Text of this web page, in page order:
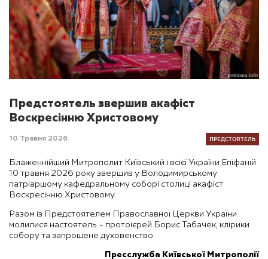
Предстоятель звершив акафіст
Воскресінню Христовому
10 Травня 2026 ПРЕДСТОЯТЕЛЬ
Блаженнійший Митрополит Київський і всієї України Епіфаній
10 травня 2026 року звершив у Володимирському
патріаршому кафедральному соборі столиці акафіст
Воскресінню Христовому.
Разом із Предстоятелем Православної Церкви України
молилися настоятель – протоієрей Борис Табачек, клірики
собору та запрошене духовенство.
Пресслужба Київської Митрополії